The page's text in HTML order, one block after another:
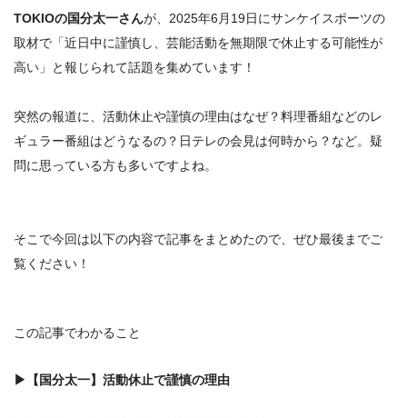
TOKIOの国分太一さんが、2025年6月19日にサンケイスポーツの
取材で「近日中に謹慎し、芸能活動を無期限で休止する可能性が
高い 」と報じられて話題を集めています！
突然の報道に、 活動休止や謹慎の理由はなぜ？料理番組などのレ
ギュラー番組はどうなるの？ 日テレの会見は何時から？ など。疑
問に思っている方も多いですよね。
そこで今回は以下の内容で記事をまとめたので、ぜひ最後までご
覧ください！
この記事でわかること
▶ 【国分太一】活動休止で謹慎の理由